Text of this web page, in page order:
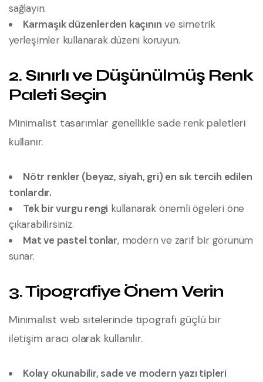
sağlayın.
Karmaşık düzenlerden kaçının ve simetrik
yerleşimler kullanarak düzeni koruyun.
2. Sınırlı ve Düşünülmüş Renk
Paleti Seçin
Minimalist tasarımlar genellikle sade renk paletleri
kullanır.
Nötr renkler (beyaz, siyah, gri) en sık tercih edilen
tonlardır.
Tek bir vurgu rengi kullanarak önemli ögeleri öne
çıkarabilirsiniz.
Mat ve pastel tonlar, modern ve zarif bir görünüm
sunar.
3. Tipografiye Önem Verin
Minimalist web sitelerinde tipografi güçlü bir
iletişim aracı olarak kullanılır.
Kolay okunabilir, sade ve modern yazı tipleri